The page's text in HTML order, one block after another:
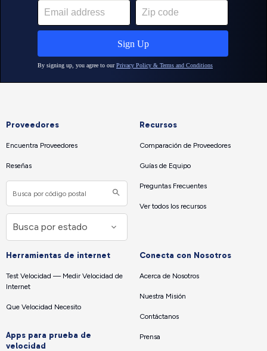
Proveedores
Encuentra Proveedores
Reseñas
Recursos
Comparación de Proveedores
Guías de Equipo
Preguntas Frecuentes
Ver todos los recursos
Herramientas de internet
Test Velocidad — Medir Velocidad de
Internet
Que Velocidad Necesito
Apps para prueba de
velocidad
Conecta con Nosotros
Acerca de Nosotros
Nuestra Misión
Contáctanos
Prensa